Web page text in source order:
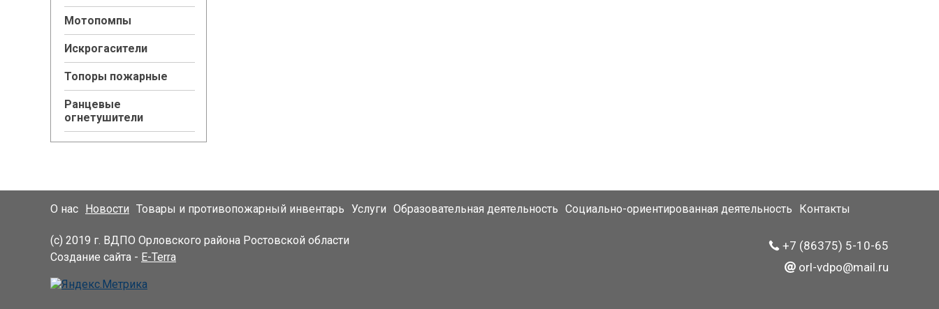
Мотопомпы
Искрогасители
Топоры пожарные
Ранцевые
огнетушители
О нас Новости Товары и противопожарный инвентарь Услуги Образовательная деятельность Социально-ориентированная деятельность Контакты
+7 (86375) 5-10-65
orl-vdpo@mail.ru
(с) 2019 г. ВДПО Орловского района Ростовской области
Создание сайта - E-Terra